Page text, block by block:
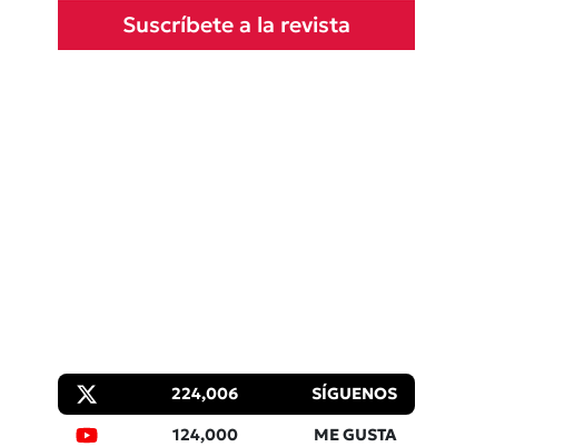
Suscríbete a la revista
224,006 SÍGUENOS
124,000 ME GUSTA